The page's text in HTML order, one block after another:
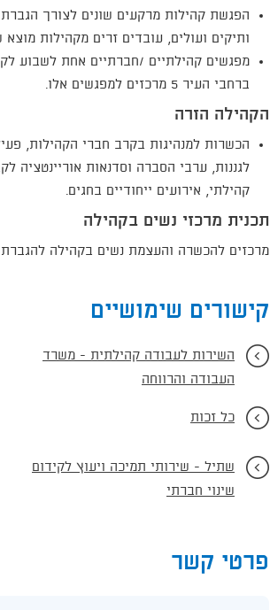
הפגשת קהילות מרקעים שונים לצורך הגברת
ותיקים ועולים, עובדים זרים מקהילות מוצא
מפגשים קהילתיים /חברתיים אחת לשבוע
ברחבי העיר 5 מרכזים למפגשים אלו.
הקהילה הזרה
הכשרות למנהיגות בקרב חברי הקהילות,
לגננות, ערבי הסברה וסדנאות אוריינטציה
קהילתי, אירועים ייחודיים בחגים.​
תכנית מרכזי נשים בקהילה
מרכזים להכשרה והעצמת נשים בקהילה להגברת
קישורים שימושיים
השירות לעבודה קהילתית - משרד
העבודה והרווחה
כל זכות
שתיל - שירותי תמיכה ויעוץ לקידום
שינוי חברתי
פרטי קשר